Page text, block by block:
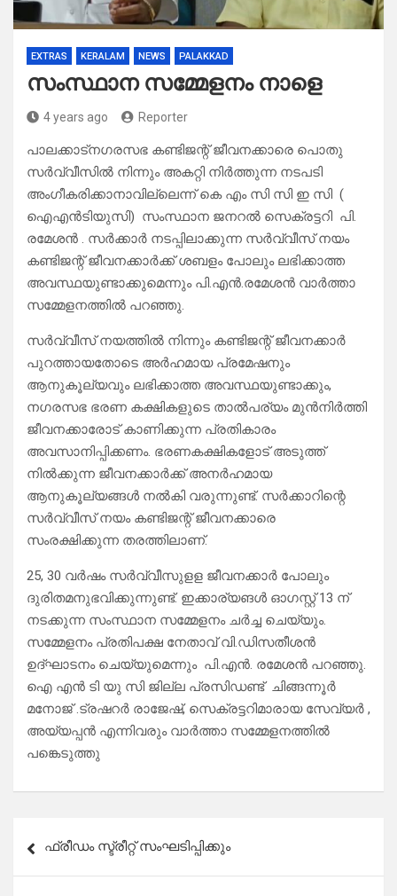
EXTRAS KERALAM NEWS PALAKKAD
സംസ്ഥാന സമ്മേളനം നാളെ
4 years ago Reporter
പാലക്കാട്നഗരസഭ കണ്ടിജന്റ് ജീവനക്കാരെ പൊതു
സർവ്വീസിൽ നിന്നും അകറ്റി നിർത്തുന്ന നടപടി
അംഗീകരിക്കാനാവില്ലെന്ന് കെ എം സി സി ഇ സി (
ഐഎൻടിയുസി) സംസ്ഥാന ജനറൽ സെക്രട്ടറി പി.
രമേശൻ . സർക്കാർ നടപ്പിലാക്കുന്ന സർവ്വീസ് നയം
കണ്ടിജന്റ് ജീവനക്കാർക്ക് ശബളം പോലും ലഭിക്കാത്ത
അവസ്ഥയുണ്ടാക്കുമെന്നും പി.എൻ.രമേശൻ വാർത്താ
സമ്മേളനത്തിൽ പറഞ്ഞു.
സർവ്വീസ് നയത്തിൽ നിന്നും കണ്ടിജന്റ് ജീവനക്കാർ
പുറത്തായതോടെ അർഹമായ പ്രമേഷനും
ആനുകൂല്യവും ലഭിക്കാത്ത അവസ്ഥയുണ്ടാക്കും,
നഗരസഭ ഭരണ കക്ഷികളുടെ താൽപര്യം മുൻനിർത്തി
ജീവനക്കാരോട് കാണിക്കുന്ന പ്രതികാരം
അവസാനിപ്പിക്കണം. ഭരണകക്ഷികളോട് അടുത്ത്
നിൽക്കുന്ന ജീവനക്കാർക്ക് അനർഹമായ
ആനുകൂല്യങ്ങൾ നൽകി വരുന്നുണ്ട്. സർക്കാറിന്റെ
സർവ്വീസ് നയം കണ്ടിജന്റ് ജീവനക്കാരെ
സംരക്ഷിക്കുന്ന തരത്തിലാണ്.
25, 30 വർഷം സർവ്വീസുളള ജീവനക്കാർ പോലും
ദുരിതമനുഭവിക്കുന്നുണ്ട്. ഇക്കാര്യങൾ ഓഗസ്റ്റ് 13 ന്
നടക്കുന്ന സംസ്ഥാന സമ്മേളനം ചർച്ച ചെയ്യും.
സമ്മേളനം പ്രതിപക്ഷ നേതാവ് വി.ഡിസതീശൻ
ഉദ്ഘാടനം ചെയ്യുമെന്നും പി.എൻ. രമേശൻ പറഞ്ഞു.
ഐ എൻ ടി യു സി ജില്ല പ്രസിഡണ്ട് ചിങ്ങന്നൂർ
മനോജ് .ട്രഷറർ രാജേഷ്, സെക്രട്ടറിമാരായ സേവ്യർ ,
അയ്യപ്പൻ എന്നിവരും വാർത്താ സമ്മേളനത്തിൽ
പങ്കെടുത്തു
navigation
ഫ്രീഡം സ്ട്രീറ്റ് സംഘടിപ്പിക്കും